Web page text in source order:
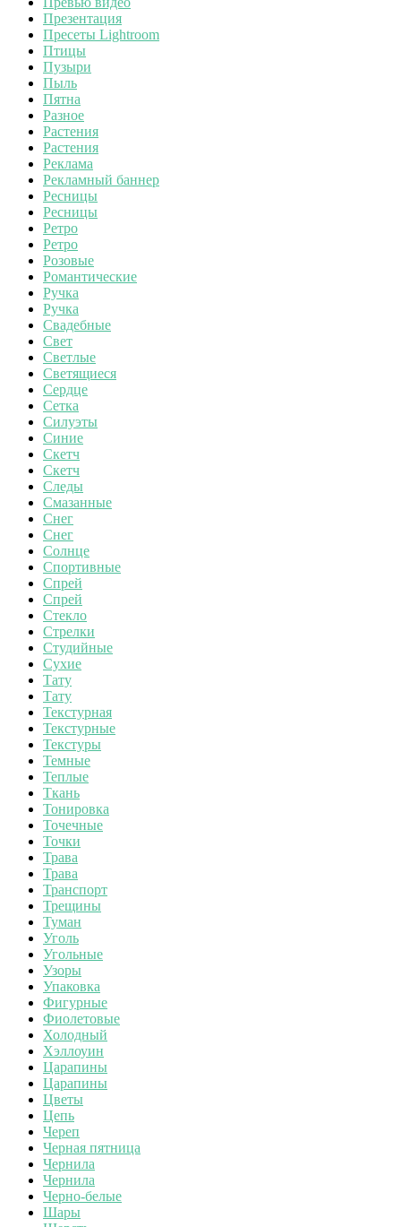
Презентация
Пресеты Lightroom
Птицы
Пузыри
Пыль
Пятна
Разное
Растения
Растения
Реклама
Рекламный баннер
Ресницы
Ресницы
Ретро
Ретро
Розовые
Романтические
Ручка
Ручка
Свадебные
Свет
Светлые
Светящиеся
Сердце
Сетка
Силуэты
Синие
Скетч
Скетч
Следы
Смазанные
Снег
Снег
Солнце
Спортивные
Спрей
Спрей
Стекло
Стрелки
Студийные
Сухие
Тату
Тату
Текстурная
Текстурные
Текстуры
Темные
Теплые
Ткань
Тонировка
Точечные
Точки
Трава
Трава
Транспорт
Трещины
Туман
Уголь
Угольные
Узоры
Упаковка
Фигурные
Фиолетовые
Холодный
Хэллоуин
Царапины
Царапины
Цветы
Цепь
Череп
Черная пятница
Чернила
Чернила
Черно-белые
Шары